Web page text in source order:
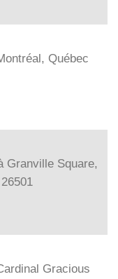
Québec
Granville Square,
Gracious